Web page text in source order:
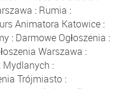
: Rumia :
Animatora Katowice :
: Darmowe Ogłoszenia :
Warszawa :
Mydlanych :
Trójmiasto :